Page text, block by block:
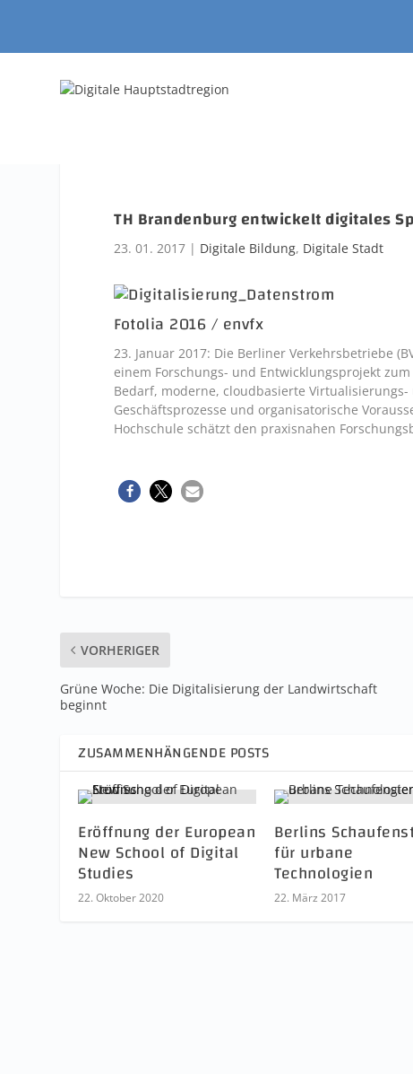
TH Brandenburg entwickelt digitales
23. 01. 2017 | Digitale Bildung, Digitale Stadt
Fotolia 2016 / envfx
23. Januar 2017: Die Berliner Verkehrsbetriebe
einem Forschungs- und Entwicklungsprojekt
Bedarf, moderne, cloudbasierte
Geschäftsprozesse und organisatorische
Hochschule schätzt den praxisnahen
VORHERIGER
Grüne Woche: Die Digitalisierung der Landwirtschaft
beginnt
ZUSAMMENHÄNGENDE POSTS
Eröffnung der European
New School of Digital
Studies
22. Oktober 2020
Berlins
für urbane
Technologien
22. März 2017